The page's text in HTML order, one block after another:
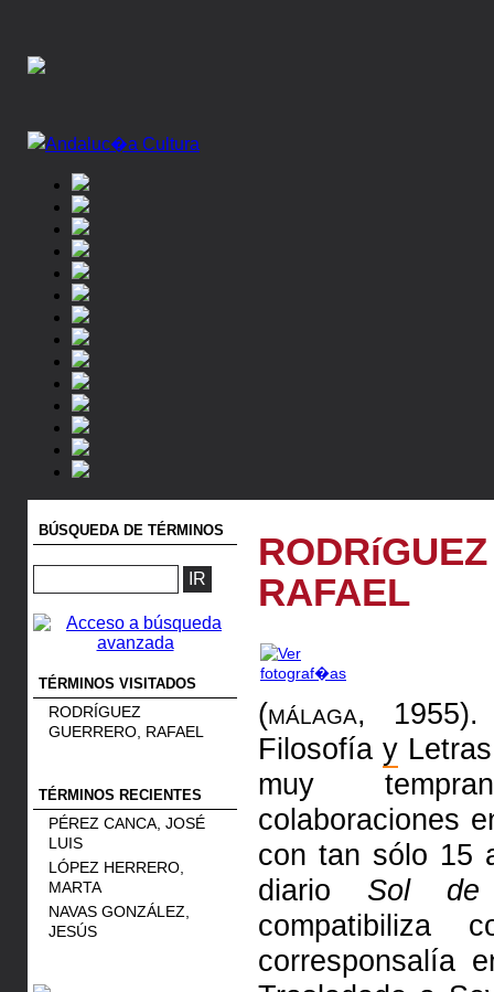
BÚSQUEDA DE TÉRMINOS
TÉRMINOS VISITADOS
RODRÍGUEZ
GUERRERO, RAFAEL
TÉRMINOS RECIENTES
PÉREZ CANCA, JOSÉ
LUIS
LÓPEZ HERRERO,
MARTA
NAVAS GONZÁLEZ,
JESÚS
RAFAEL
(málaga, 1955).
Filosofía y
muy
colaboraciones
con tan sólo 15
diario Sol de
corresponsalía